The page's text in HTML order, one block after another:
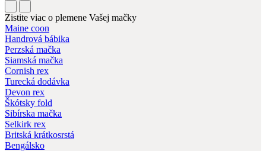
Zistite viac o plemene Vašej mačky
Maine coon
Handrová bábika
Perzská mačka
Siamská mačka
Cornish rex
Turecká dodávka
Devon rex
Škótsky fold
Sibírska mačka
Selkirk rex
Britská krátkosrstá
Bengálsko